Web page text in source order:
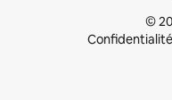
©
Confidentialité